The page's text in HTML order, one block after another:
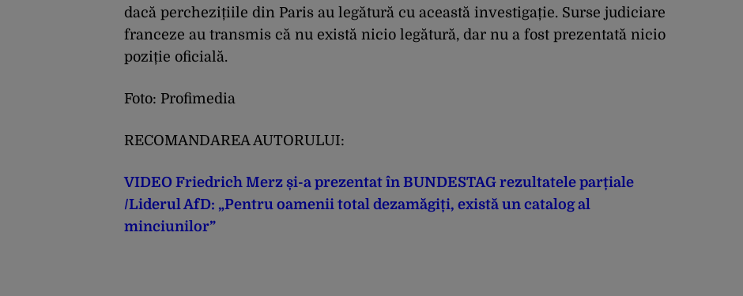
dacă perchezițiile din Paris au legătură cu această investigație. Surse judiciare
franceze au transmis că nu există nicio legătură, dar nu a fost prezentată nicio
poziție oficială.
Foto: Profimedia
RECOMANDAREA AUTORULUI:
VIDEO Friedrich Merz și-a prezentat în BUNDESTAG rezultatele parțiale
/Liderul AfD: „Pentru oamenii total dezamăgiți, există un catalog al
minciunilor”